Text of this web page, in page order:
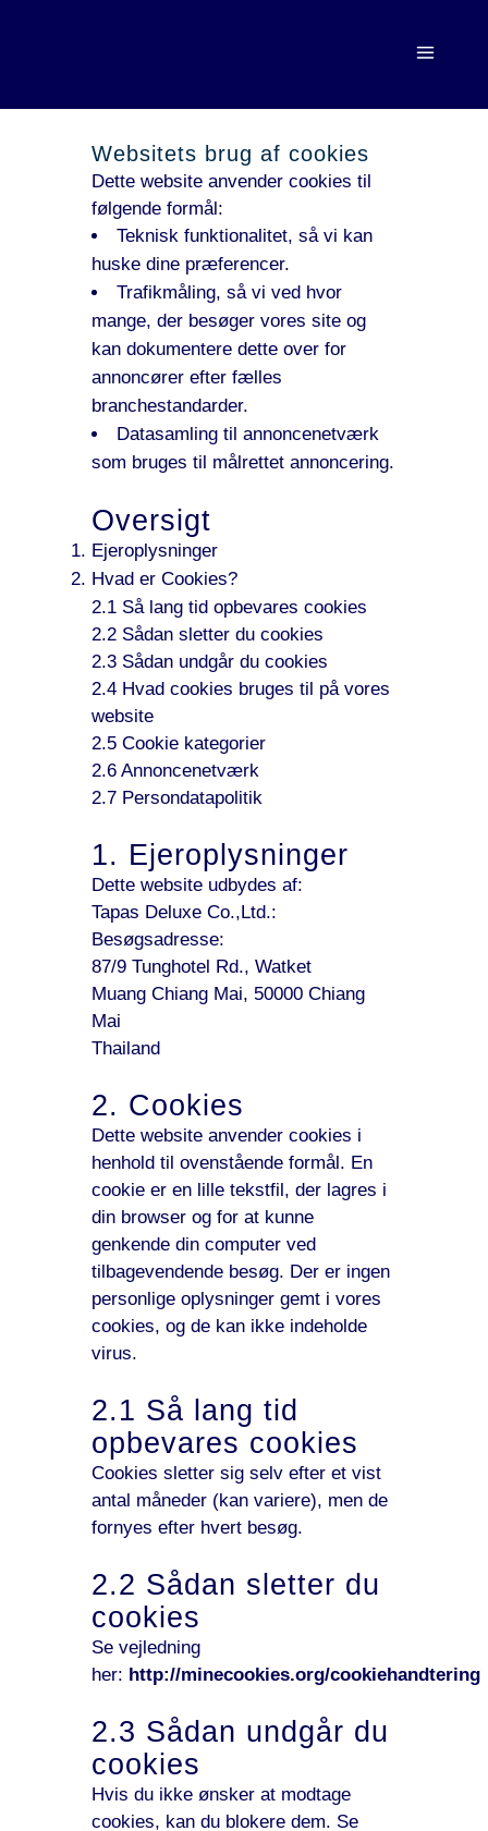
Websitets brug af cookies
Dette website anvender cookies til
følgende formål:
Teknisk funktionalitet, så vi kan
huske dine præferencer.
Trafikmåling, så vi ved hvor
mange, der besøger vores site og
kan dokumentere dette over for
annoncører efter fælles
branchestandarder.
Datasamling til annoncenetværk
som bruges til målrettet annoncering.
Oversigt
Ejeroplysninger
Hvad er Cookies?
2.1 Så lang tid opbevares cookies
2.2 Sådan sletter du cookies
2.3 Sådan undgår du cookies
2.4 Hvad cookies bruges til på vores
website
2.5 Cookie kategorier
2.6 Annoncenetværk
2.7 Persondatapolitik
1. Ejeroplysninger
Dette website udbydes af:
Tapas Deluxe Co.,Ltd.:
Besøgsadresse:
87/9 Tunghotel Rd., Watket
Muang Chiang Mai, 50000 Chiang
Mai
Thailand
2. Cookies
Dette website anvender cookies i
henhold til ovenstående formål. En
cookie er en lille tekstfil, der lagres i
din browser og for at kunne
genkende din computer ved
tilbagevendende besøg. Der er ingen
personlige oplysninger gemt i vores
cookies, og de kan ikke indeholde
virus.
2.1 Så lang tid
opbevares cookies
Cookies sletter sig selv efter et vist
antal måneder (kan variere), men de
fornyes efter hvert besøg.
2.2 Sådan sletter du
cookies
Se vejledning
her: http://minecookies.org/cookiehandtering
2.3 Sådan undgår du
cookies
Hvis du ikke ønsker at modtage
cookies, kan du blokere dem. Se